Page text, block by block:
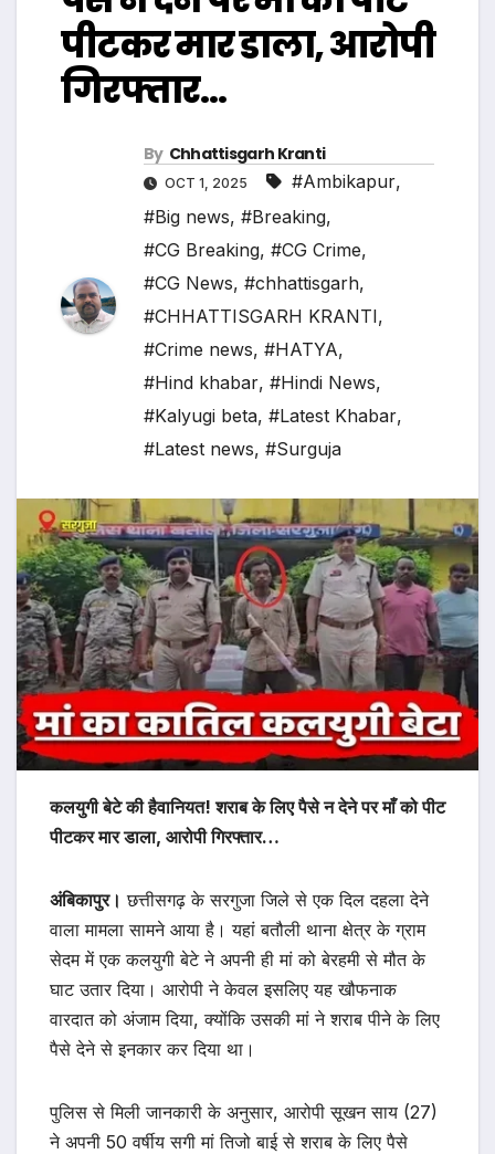
पीटकर मार डाला, आरोपी
गिरफ्तार…
By Chhattisgarh Kranti
OCT 1, 2025 #Ambikapur,
#Big news, #Breaking,
#CG Breaking, #CG Crime,
#CG News, #chhattisgarh,
#CHHATTISGARH KRANTI,
#Crime news, #HATYA,
#Hind khabar, #Hindi News,
#Kalyugi beta, #Latest Khabar,
#Latest news, #Surguja
कलयुगी बेटे की हैवानियत! शराब के लिए पैसे न देने पर माँ को पीट
पीटकर मार डाला, आरोपी गिरफ्तार…
अंबिकापुर। छत्तीसगढ़ के सरगुजा जिले से एक दिल दहला देने
वाला मामला सामने आया है। यहां बतौली थाना क्षेत्र के ग्राम
सेदम में एक कलयुगी बेटे ने अपनी ही मां को बेरहमी से मौत के
घाट उतार दिया। आरोपी ने केवल इसलिए यह खौफनाक
वारदात को अंजाम दिया, क्योंकि उसकी मां ने शराब पीने के लिए
पैसे देने से इनकार कर दिया था।
पुलिस से मिली जानकारी के अनुसार, आरोपी सूखन साय (27)
ने अपनी 50 वर्षीय सगी मां तिजो बाई से शराब के लिए पैसे